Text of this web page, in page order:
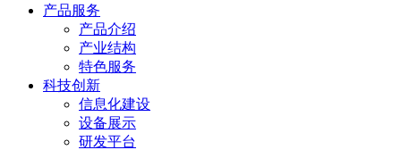
产品服务
产品介绍
产业结构
特色服务
科技创新
信息化建设
设备展示
研发平台